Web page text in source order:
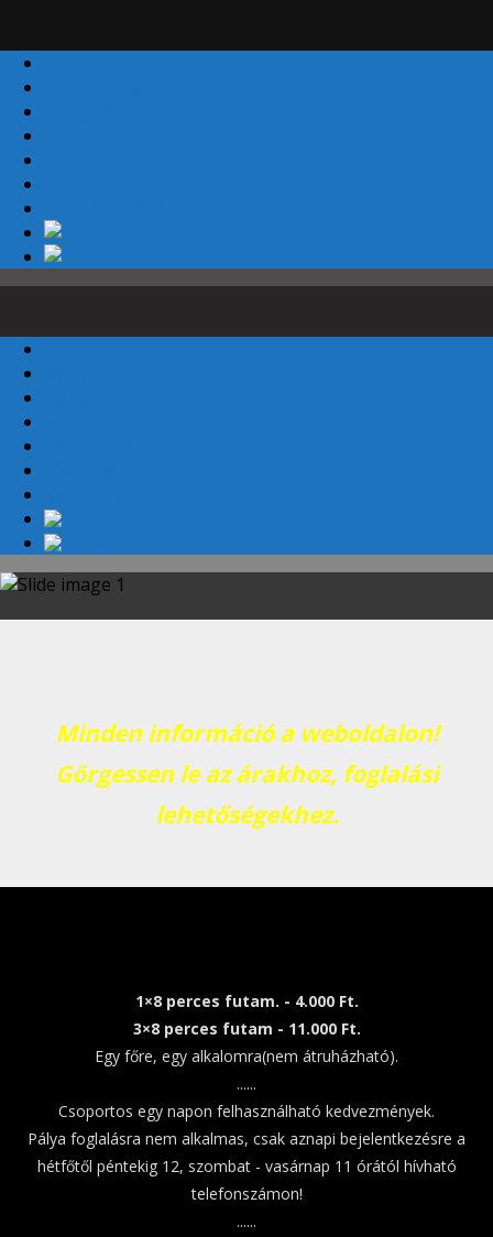
Minden információ a weboldalon!
Görgessen le az árakhoz, foglalási
lehetőségekhez.
1×8 perces futam. - 4.000 Ft.
3×8 perces futam - 11.000 Ft.
Egy főre, egy alkalomra(nem átruházható).
......
Csoportos egy napon felhasználható kedvezmények.
Pálya foglalásra nem alkalmas, csak aznapi bejelentkezésre a
hétfőtől péntekig 12, szombat - vasárnap 11 órától hívható
telefonszámon!
......